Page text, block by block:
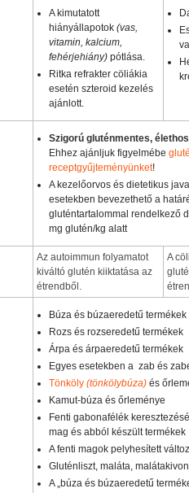
A kimutatott
hiányállapotok (vas,
vitamin, kalcium,
fehérjehiány) pótlása.
Ritka refrakter cöliákia
esetén szteroid kezelés
ajánlott.
Szigorú gluténmentes,
Ehhez ajánljuk figyelmébe
receptgyűjteményünket!
A kezelőorvos és dietetikus
esetekben bevezethető a
gluténtartalommal rendelkező
mg glutén/kg alatt
Az autoimmun folyamatot
kiváltó glutén kiiktatása az
étrendből.
A
Búza és búzaeredetű termékek
Rozs és rozseredetű termékek
Árpa és árpaeredetű termékek
Egyes esetekben a zab és
Tönköly (tönkölybúza) és
Kamut-búza és őrleménye
Fenti gabonafélék
mag és abból készült termékek
A fenti magok pelyhesített
Gluténliszt, maláta,
A „búza és búzaeredetű